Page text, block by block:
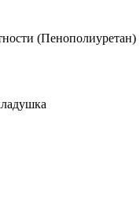
(Пенополиуретан)